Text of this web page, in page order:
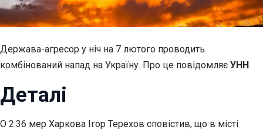
Держава-агресор у ніч на 7 лютого проводить
комбінований напад на Україну. Про це повідомляє УНН.
Деталі
О 2:36 мер Харкова Ігор Терехов сповістив, що в місті